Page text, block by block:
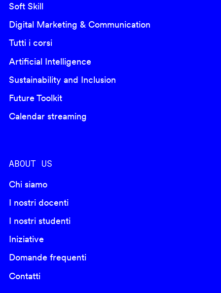
Soft Skill
Digital Marketing & Communication
Tutti i corsi
Artificial Intelligence
Sustainability and Inclusion
Future Toolkit
Calendar streaming
ABOUT US
Chi siamo
I nostri docenti
I nostri studenti
Iniziative
Domande frequenti
Contatti